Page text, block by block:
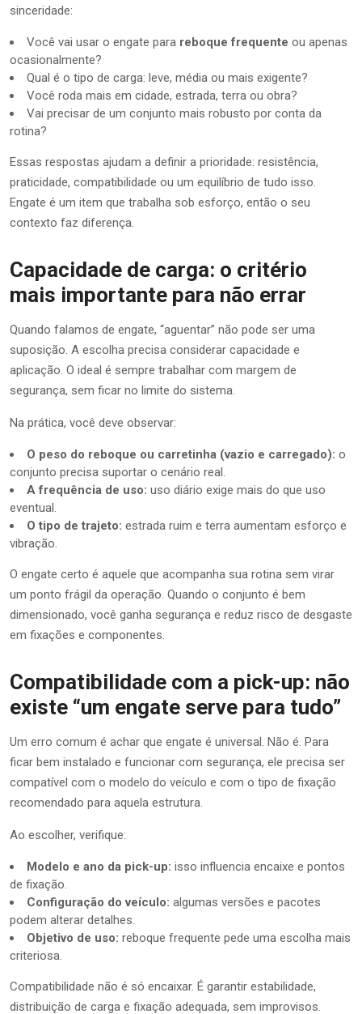
sinceridade:
Você vai usar o engate para reboque frequente ou apenas
ocasionalmente?
Qual é o tipo de carga: leve, média ou mais exigente?
Você roda mais em cidade, estrada, terra ou obra?
Vai precisar de um conjunto mais robusto por conta da
rotina?
Essas respostas ajudam a definir a prioridade: resistência,
praticidade, compatibilidade ou um equilíbrio de tudo isso.
Engate é um item que trabalha sob esforço, então o seu
contexto faz diferença.
Capacidade de carga: o critério
mais importante para não errar
Quando falamos de engate, “aguentar” não pode ser uma
suposição. A escolha precisa considerar capacidade e
aplicação. O ideal é sempre trabalhar com margem de
segurança, sem ficar no limite do sistema.
Na prática, você deve observar:
O peso do reboque ou carretinha (vazio e carregado): o
conjunto precisa suportar o cenário real.
A frequência de uso: uso diário exige mais do que uso
eventual.
O tipo de trajeto: estrada ruim e terra aumentam esforço e
vibração.
O engate certo é aquele que acompanha sua rotina sem virar
um ponto frágil da operação. Quando o conjunto é bem
dimensionado, você ganha segurança e reduz risco de desgaste
em fixações e componentes.
Compatibilidade com a pick-up: não
existe “um engate serve para tudo”
Um erro comum é achar que engate é universal. Não é. Para
ficar bem instalado e funcionar com segurança, ele precisa ser
compatível com o modelo do veículo e com o tipo de fixação
recomendado para aquela estrutura.
Ao escolher, verifique:
Modelo e ano da pick-up: isso influencia encaixe e pontos
de fixação.
Configuração do veículo: algumas versões e pacotes
podem alterar detalhes.
Objetivo de uso: reboque frequente pede uma escolha mais
criteriosa.
Compatibilidade não é só encaixar. É garantir estabilidade,
distribuição de carga e fixação adequada, sem improvisos.